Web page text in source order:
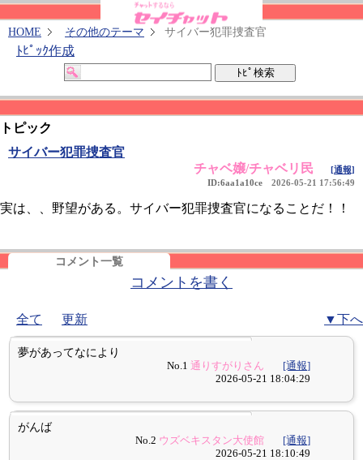
HOME その他のテーマ サイバー犯罪捜査官
ﾄﾋﾟｯｸ作成
トピック
サイバー犯罪捜査官
チャベ嬢/チャベリ民
[通報]
ID:6aa1a10ce 2026-05-21 17:56:49
実は、、野望がある。サイバー犯罪捜査官になることだ！！
コメント一覧
コメントを書く
全て 更新 ▼下へ
夢があってなにより
No.1通りすがりさん
[通報]
2026-05-21 18:04:29
がんば
No.2 ウズベキスタン大使館
[通報]
2026-05-21 18:10:49